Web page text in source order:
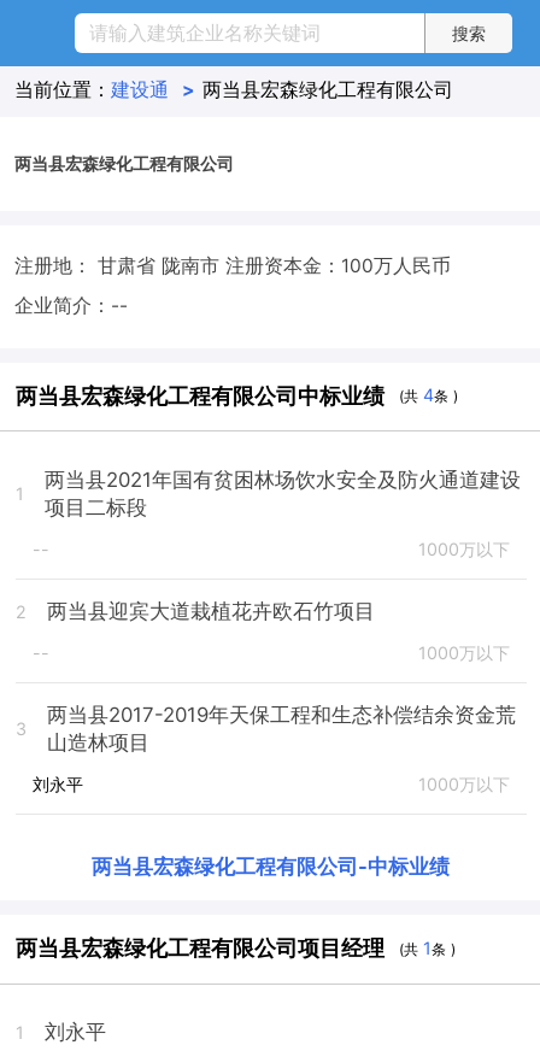
当前位置： 建设通 > 两当县宏森绿化工程有限公司
两当县宏森绿化工程有限公司
注册地： 甘肃省 陇南市 注册资本金：100万人民币
企业简介：--
两当县宏森绿化工程有限公司中标业绩 (共4条 )
1
两当县2021年国有贫困林场饮水安全及防火通道建设
项目二标段
-- 1000万以下
2 两当县迎宾大道栽植花卉欧石竹项目
-- 1000万以下
3
两当县2017-2019年天保工程和生态补偿结余资金荒
山造林项目
刘永平 1000万以下
两当县宏森绿化工程有限公司 -中标业绩
两当县宏森绿化工程有限公司项目经理 (共 1条 )
1 刘永平